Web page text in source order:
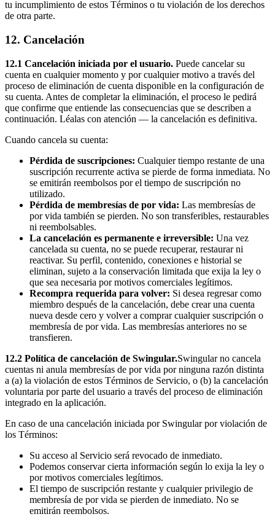
tu incumplimiento de estos Términos o tu violación de los derechos
de otra parte.
12. Cancelación
12.1 Cancelación iniciada por el usuario. Puede cancelar su
cuenta en cualquier momento y por cualquier motivo a través del
proceso de eliminación de cuenta disponible en la configuración de
su cuenta. Antes de completar la eliminación, el proceso le pedirá
que confirme que entiende las consecuencias que se describen a
continuación. Léalas con atención — la cancelación es definitiva.
Cuando cancela su cuenta:
Pérdida de suscripciones: Cualquier tiempo restante de una
suscripción recurrente activa se pierde de forma inmediata. No
se emitirán reembolsos por el tiempo de suscripción no
utilizado.
Pérdida de membresías de por vida: Las membresías de
por vida también se pierden. No son transferibles, restaurables
ni reembolsables.
La cancelación es permanente e irreversible: Una vez
cancelada su cuenta, no se puede recuperar, restaurar ni
reactivar. Su perfil, contenido, conexiones e historial se
eliminan, sujeto a la conservación limitada que exija la ley o
que sea necesaria por motivos comerciales legítimos.
Recompra requerida para volver: Si desea regresar como
miembro después de la cancelación, debe crear una cuenta
nueva desde cero y volver a comprar cualquier suscripción o
membresía de por vida. Las membresías anteriores no se
transfieren.
12.2 Política de cancelación de Swingular.Swingular no cancela
cuentas ni anula membresías de por vida por ninguna razón distinta
a (a) la violación de estos Términos de Servicio, o (b) la cancelación
voluntaria por parte del usuario a través del proceso de eliminación
integrado en la aplicación.
En caso de una cancelación iniciada por Swingular por violación de
los Términos:
Su acceso al Servicio será revocado de inmediato.
Podemos conservar cierta información según lo exija la ley o
por motivos comerciales legítimos.
El tiempo de suscripción restante y cualquier privilegio de
membresía de por vida se pierden de inmediato. No se
emitirán reembolsos.